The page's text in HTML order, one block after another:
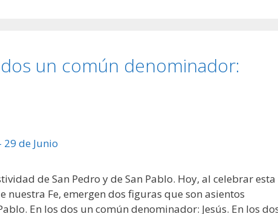
dos un común denominador:
de San Pedro y de San Pablo. Hoy, al celebrar esta
Fe, emergen dos figuras que son asientos
En los dos un común denominador: Jesús. En los